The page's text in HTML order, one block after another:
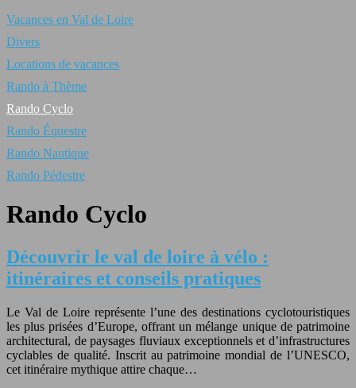
Vacances en Val de Loire
Divers
Locations de vacances
Rando à Thème
Rando Cyclo
Rando Équestre
Rando Nautique
Rando Pédestre
Rando Cyclo
Découvrir le val de loire à vélo :
itinéraires et conseils pratiques
Le Val de Loire représente l’une des destinations cyclotouristiques
les plus prisées d’Europe, offrant un mélange unique de patrimoine
architectural, de paysages fluviaux exceptionnels et d’infrastructures
cyclables de qualité. Inscrit au patrimoine mondial de l’UNESCO,
cet itinéraire mythique attire chaque…